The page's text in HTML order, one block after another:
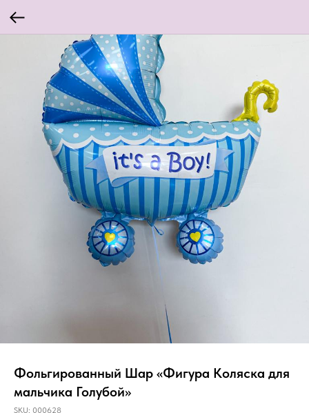
Фольгированный Шар «Фигура Коляска для
мальчика Голубой»
SKU: 000628